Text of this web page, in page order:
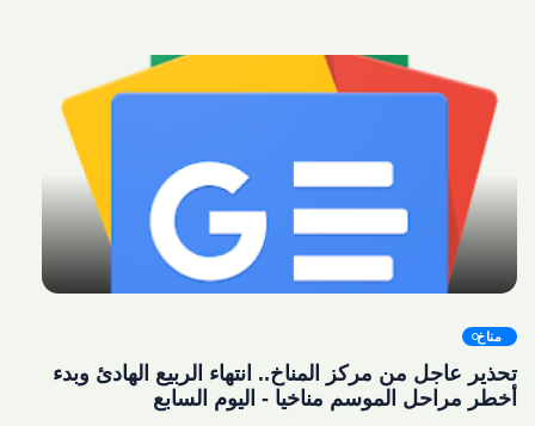
مناخ
تحذير عاجل من مركز المناخ.. انتهاء الربيع الهادئ وبدء
أخطر مراحل الموسم مناخيا - اليوم السابع